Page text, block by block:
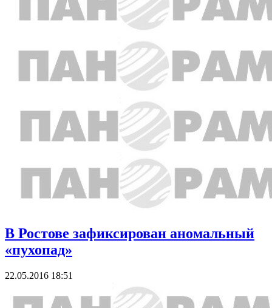
В Ростове зафиксирован аномальный
«пухопад»
22.05.2016 18:51